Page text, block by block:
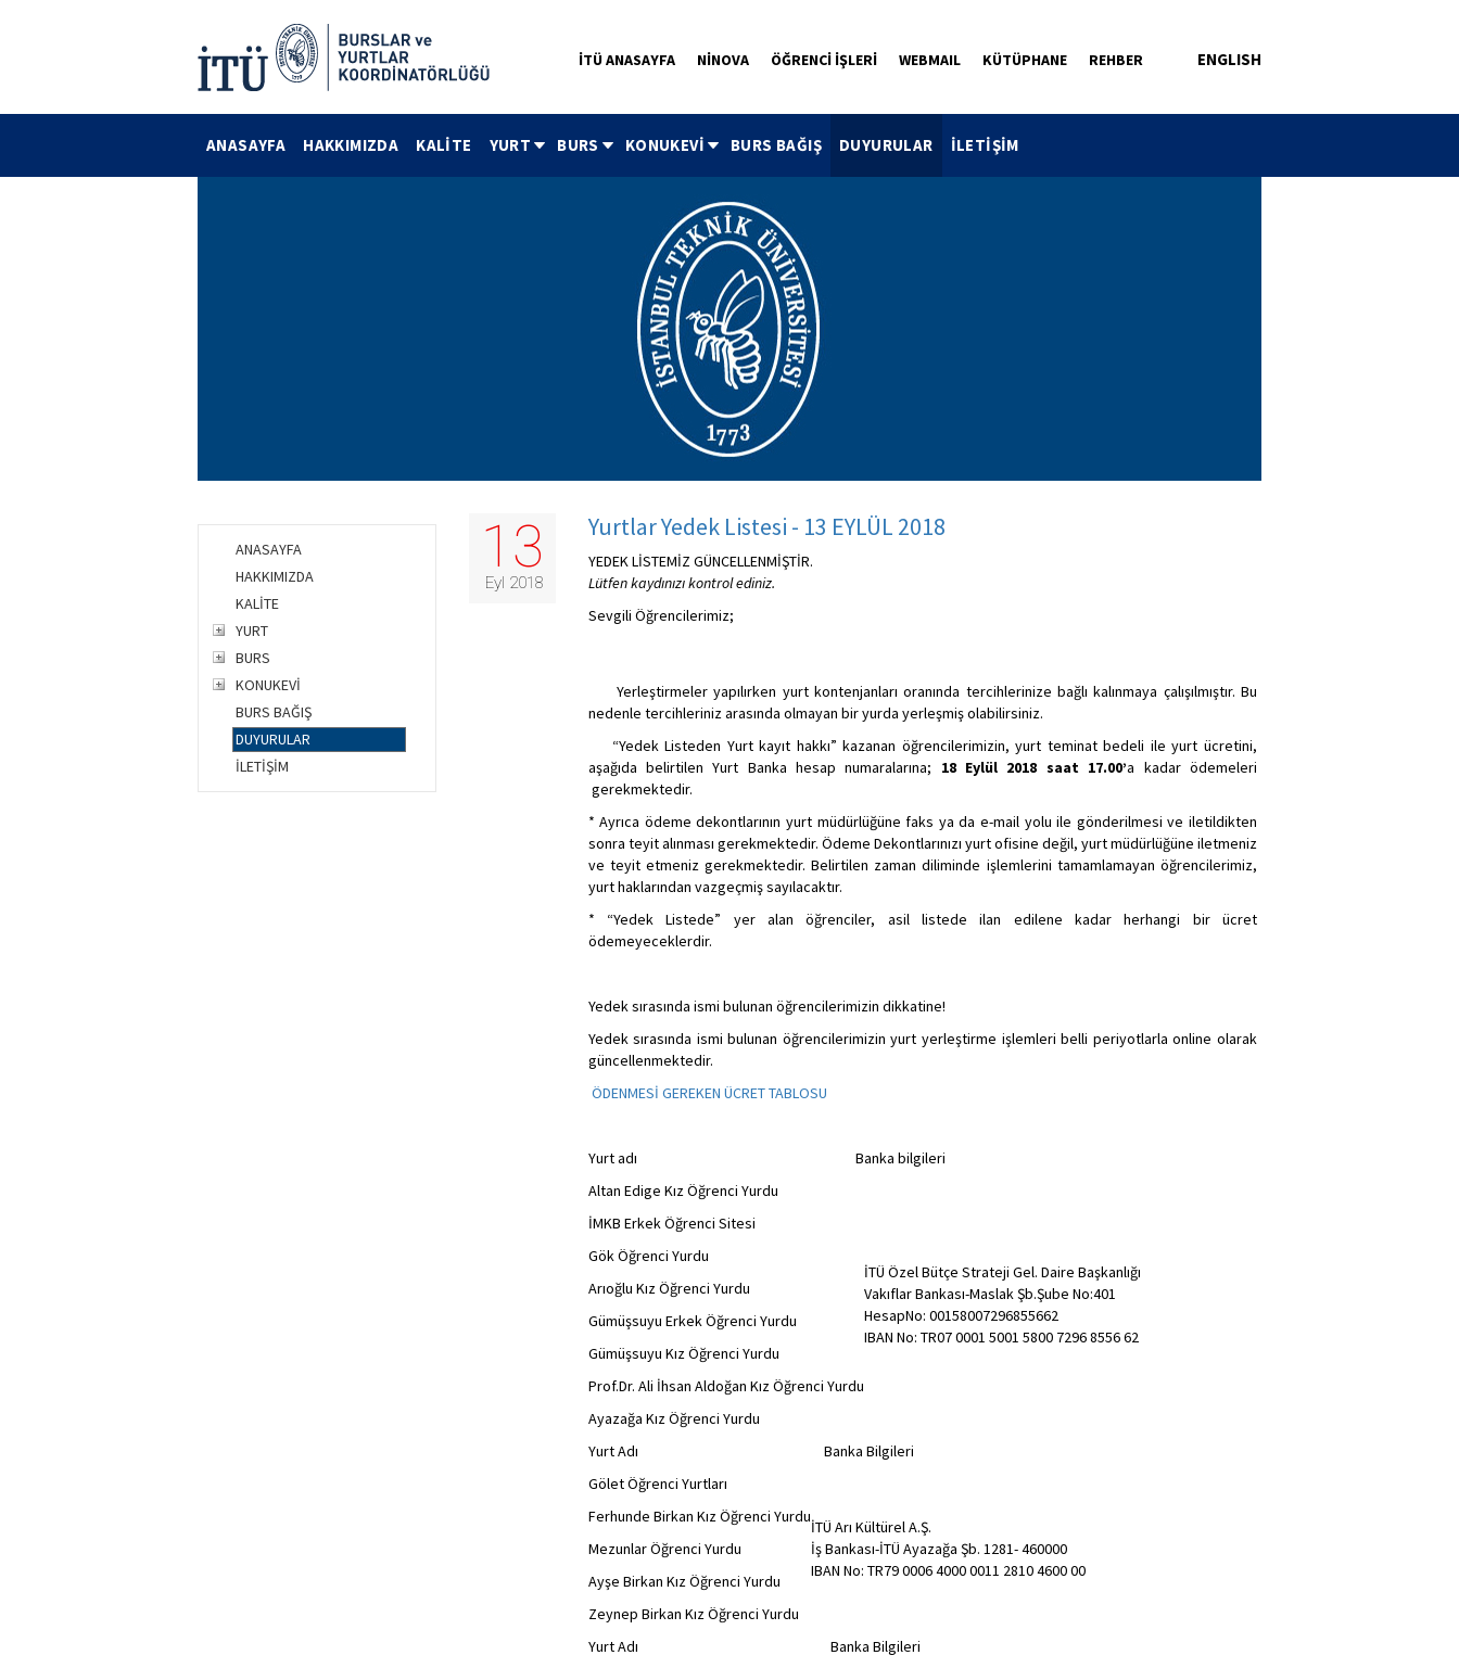
ENGLISH
İTÜ ANASAYFA NİNOVA ÖĞRENCİ İŞLERİ WEBMAIL KÜTÜPHANE REHBER
ANASAYFA HAKKIMIZDA KALİTE YURT BURS KONUKEVİ BURS BAĞIŞ DUYURULAR İLETİŞİM
ANASAYFA
HAKKIMIZDA
KALİTE
YURT
BURS
KONUKEVİ
BURS BAĞIŞ
DUYURULAR
İLETİŞİM
13
Eyl 2018
Yurtlar Yedek Listesi - 13 EYLÜL 2018
YEDEK LİSTEMİZ GÜNCELLENMİŞTİR.
Lütfen kaydınızı kontrol ediniz.
Sevgili Öğrencilerimiz;
Yerleştirmeler yapılırken yurt kontenjanları oranında tercihlerinize bağlı kalınmaya çalışılmıştır. Bu
nedenle tercihleriniz arasında olmayan bir yurda yerleşmiş olabilirsiniz.
“Yedek Listeden Yurt kayıt hakkı” kazanan öğrencilerimizin, yurt teminat bedeli ile yurt ücretini,
aşağıda belirtilen Yurt Banka hesap numaralarına; 18 Eylül 2018 saat 17.00’a kadar ödemeleri
gerekmektedir.
* Ayrıca ödeme dekontlarının yurt müdürlüğüne faks ya da e-mail yolu ile gönderilmesi ve iletildikten
sonra teyit alınması gerekmektedir. Ödeme Dekontlarınızı yurt ofisine değil, yurt müdürlüğüne iletmeniz
ve teyit etmeniz gerekmektedir. Belirtilen zaman diliminde işlemlerini tamamlamayan öğrencilerimiz,
yurt haklarından vazgeçmiş sayılacaktır.
* “Yedek Listede” yer alan öğrenciler, asil listede ilan edilene kadar herhangi bir ücret
ödemeyeceklerdir.
Yedek sırasında ismi bulunan öğrencilerimizin dikkatine!
Yedek sırasında ismi bulunan öğrencilerimizin yurt yerleştirme işlemleri belli periyotlarla online olarak
güncellenmektedir.
ÖDENMESİ GEREKEN ÜCRET TABLOSU
Yurt adı Banka bilgileri
Altan Edige Kız Öğrenci Yurdu
İTÜ Özel Bütçe Strateji Gel. Daire Başkanlığı
Vakıflar Bankası-Maslak Şb.Şube No:401
HesapNo: 00158007296855662
IBAN No: TR07 0001 5001 5800 7296 8556 62
İMKB Erkek Öğrenci Sitesi
Gök Öğrenci Yurdu
Arıoğlu Kız Öğrenci Yurdu
Gümüşsuyu Erkek Öğrenci Yurdu
Gümüşsuyu Kız Öğrenci Yurdu
Prof.Dr. Ali İhsan Aldoğan Kız Öğrenci Yurdu
Ayazağa Kız Öğrenci Yurdu
Yurt Adı Banka Bilgileri
Gölet Öğrenci Yurtları
İTÜ Arı Kültürel A.Ş.
İş Bankası-İTÜ Ayazağa Şb. 1281- 460000
IBAN No: TR79 0006 4000 0011 2810 4600 00
Ferhunde Birkan Kız Öğrenci Yurdu
Mezunlar Öğrenci Yurdu
Ayşe Birkan Kız Öğrenci Yurdu
Zeynep Birkan Kız Öğrenci Yurdu
Yurt Adı Banka Bilgileri